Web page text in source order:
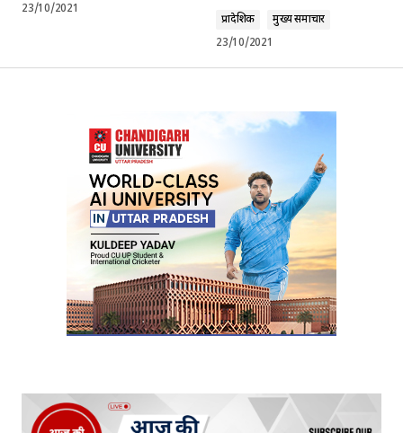
23/10/2021
प्रादेशिक
मुख्य समाचार
23/10/2021